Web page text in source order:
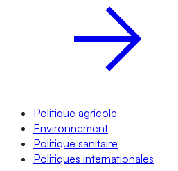
Politique agricole
Environnement
Politique sanitaire
Politiques internationales